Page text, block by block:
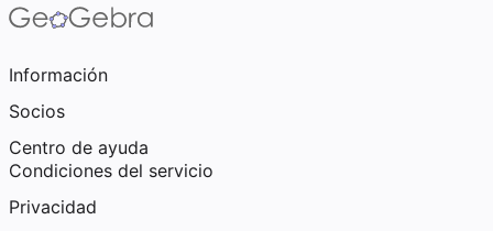
Información
Socios
Centro de ayuda
Condiciones del servicio
Privacidad